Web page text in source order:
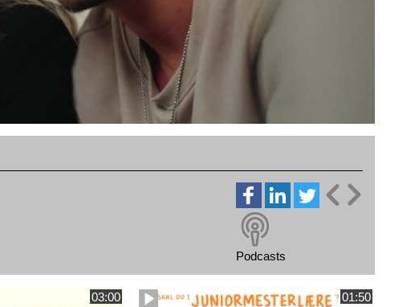
Podcasts
03:00 01:50